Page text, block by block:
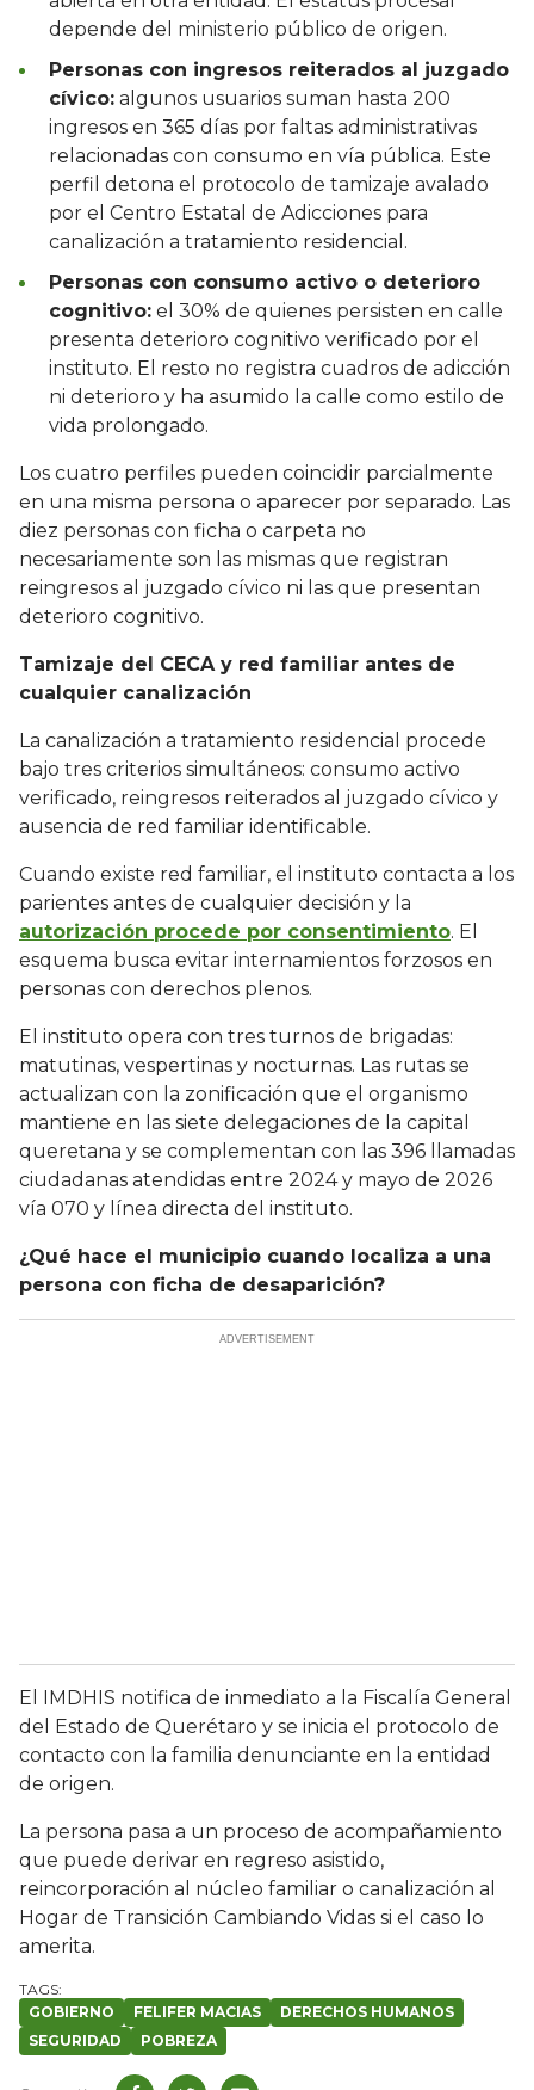
depende del ministerio público de origen.
Personas con ingresos reiterados al juzgado
cívico: algunos usuarios suman hasta 200
ingresos en 365 días por faltas administrativas
relacionadas con consumo en vía pública. Este
perfil detona el protocolo de tamizaje avalado
por el Centro Estatal de Adicciones para
canalización a tratamiento residencial.
Personas con consumo activo o deterioro
cognitivo: el 30% de quienes persisten en calle
presenta deterioro cognitivo verificado por el
instituto. El resto no registra cuadros de adicción
ni deterioro y ha asumido la calle como estilo de
vida prolongado.
Los cuatro perfiles pueden coincidir parcialmente
en una misma persona o aparecer por separado. Las
diez personas con ficha o carpeta no
necesariamente son las mismas que registran
reingresos al juzgado cívico ni las que presentan
deterioro cognitivo.
Tamizaje del CECA y red familiar antes de
cualquier canalización
La canalización a tratamiento residencial procede
bajo tres criterios simultáneos: consumo activo
verificado, reingresos reiterados al juzgado cívico y
ausencia de red familiar identificable.
Cuando existe red familiar, el instituto contacta a los
parientes antes de cualquier decisión y la
autorización procede por consentimiento. El
esquema busca evitar internamientos forzosos en
personas con derechos plenos.
El instituto opera con tres turnos de brigadas:
matutinas, vespertinas y nocturnas. Las rutas se
actualizan con la zonificación que el organismo
mantiene en las siete delegaciones de la capital
queretana y se complementan con las 396 llamadas
ciudadanas atendidas entre 2024 y mayo de 2026
vía 070 y línea directa del instituto.
¿Qué hace el municipio cuando localiza a una
persona con ficha de desaparición?
El IMDHIS notifica de inmediato a la Fiscalía General
del Estado de Querétaro y se inicia el protocolo de
contacto con la familia denunciante en la entidad
de origen.
La persona pasa a un proceso de acompañamiento
que puede derivar en regreso asistido,
reincorporación al núcleo familiar o canalización al
Hogar de Transición Cambiando Vidas si el caso lo
amerita.
GOBIERNO FELIFER MACIAS
DERECHOS HUMANOS
SEGURIDAD
POBREZA